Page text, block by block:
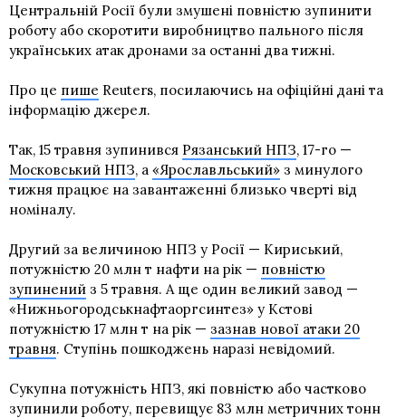
Центральній Росії були змушені повністю зупинити
роботу або скоротити виробництво пального після
українських атак дронами за останні два тижні.
Про це пише Reuters, посилаючись на офіційні дані та
інформацію джерел.
Так, 15 травня зупинився Рязанський НПЗ, 17-го —
Московський НПЗ, а «Ярославльський» з минулого
тижня працює на завантаженні близько чверті від
номіналу.
Другий за величиною НПЗ у Росії — Кириський,
потужністю 20 млн т нафти на рік — повністю
зупинений з 5 травня. А ще один великий завод —
«Нижньогородськнафтаоргсинтез» у Кстові
потужністю 17 млн т на рік — зазнав нової атаки 20
травня. Ступінь пошкоджень наразі невідомий.
Сукупна потужність НПЗ, які повністю або частково
зупинили роботу, перевищує 83 млн метричних тонн